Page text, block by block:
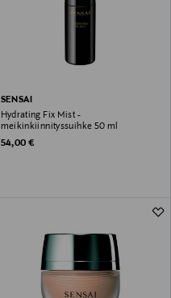
SENSAI
Hydrating Fix Mist -
meikinkiinnityssuihke 50 ml
Original Price
54,00 €